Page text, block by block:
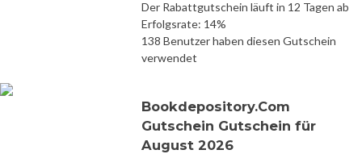
Der Rabattgutschein läuft in 12 Tagen ab
Erfolgsrate: 14%
138 Benutzer haben diesen Gutschein
verwendet
Bookdepository.Com
Gutschein Gutschein für
August 2026